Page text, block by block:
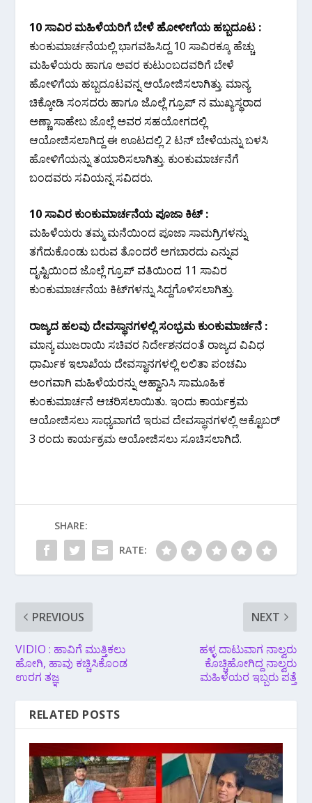
10 ಸಾವಿರ ಮಹಿಳೆಯರಿಗೆ ಬೇಳೆ ಹೋಳೀಗೆಯ ಹಬ್ಬದೂಟ :
ಕುಂಕುಮಾರ್ಚನೆಯಲ್ಲಿ ಭಾಗವಹಿಸಿದ್ದ 10 ಸಾವಿರಕ್ಕೂ ಹೆಚ್ಚು
ಮಹಿಳೆಯರು ಹಾಗೂ ಅವರ ಕುಟುಂಬದವರಿಗೆ ಬೇಳೆ
ಹೋಳಿಗೆಯ ಹಬ್ಬದೂಟವನ್ನ ಆಯೋಜಿಸಲಾಗಿತ್ತು. ಮಾನ್ಯ
ಚಿಕ್ಕೋಡಿ ಸಂಸದರು ಹಾಗೂ ಜೊಲ್ಲೆ ಗ್ರೂಪ್‌ ನ ಮುಖ್ಯಸ್ಥರಾದ
ಅಣ್ಣಾ ಸಾಹೇಬ ಜೊಲ್ಲೆ ಅವರ ಸಹಯೋಗದಲ್ಲಿ
ಆಯೋಜಿಸಲಾಗಿದ್ದ ಈ ಊಟದಲ್ಲಿ 2 ಟನ್‌ ಬೇಳೆಯನ್ನು ಬಳಸಿ
ಹೋಳಿಗೆಯನ್ನು ತಯಾರಿಸಲಾಗಿತ್ತು. ಕುಂಕುಮಾರ್ಚನೆಗೆ
ಬಂದವರು ಸವಿಯನ್ನ ಸವಿದರು.
10 ಸಾವಿರ ಕುಂಕುಮಾರ್ಚನೆಯ ಪೂಜಾ ಕಿಟ್‌ :
ಮಹಿಳೆಯರು ತಮ್ಮ ಮನೆಯಿಂದ ಪೂಜಾ ಸಾಮಗ್ರಿಗಳನ್ನು
ತಗೆದುಕೊಂಡು ಬರುವ ತೊಂದರೆ ಅಗಬಾರದು ಎನ್ನುವ
ದೃಷ್ಟಿಯಿಂದ ಜೊಲ್ಲೆ ಗ್ರೂಪ್‌ ವತಿಯಿಂದ 11 ಸಾವಿರ
ಕುಂಕುಮಾರ್ಚನೆಯ ಕಿಟ್‌ಗಳನ್ನು ಸಿದ್ದಗೊಳಿಸಲಾಗಿತ್ತು.
ರಾಜ್ಯದ ಹಲವು ದೇವಸ್ಥಾನಗಳಲ್ಲಿ ಸಂಭ್ರಮ ಕುಂಕುಮಾರ್ಚನೆ :
ಮಾನ್ಯ ಮುಜರಾಯಿ ಸಚಿವರ ನಿರ್ದೇಶನದಂತೆ ರಾಜ್ಯದ ವಿವಿಧ
ಧಾರ್ಮಿಕ ಇಲಾಖೆಯ ದೇವಸ್ಥಾನಗಳಲ್ಲಿ ಲಲಿತಾ ಪಂಚಮಿ
ಅಂಗವಾಗಿ ಮಹಿಳೆಯರನ್ನು ಆಹ್ವಾನಿಸಿ ಸಾಮೂಹಿಕ
ಕುಂಕುಮಾರ್ಚನೆ ಆಚರಿಸಲಾಯಿತು. ಇಂದು ಕಾರ್ಯಕ್ರಮ
ಆಯೋಜಿಸಲು ಸಾಧ್ಯವಾಗದೆ ಇರುವ ದೇವಸ್ಥಾನಗಳಲ್ಲಿ ಆಕ್ಟೊಬರ್
3 ರಂದು ಕಾರ್ಯಕ್ರಮ ಆಯೋಜಿಸಲು ಸೂಚಿಸಲಾಗಿದೆ.
SHARE:
RATE:
PREVIOUS
VIDIO : ಹಾವಿಗೆ ಮುತ್ತಿಕಲು
ಹೋಗಿ, ಹಾವು‌ ಕಚ್ಚಿಸಿಕೊಂಡ
ಉರಗ ತಜ್ಞ
NEXT
ಹಳ್ಳ ದಾಟುವಾಗ ನಾಲ್ವರು
ಕೊಚ್ಚಿಹೋಗಿದ್ದ ನಾಲ್ವರು
ಮಹಿಳೆಯರ ಇಬ್ಬರು ಪತ್ತೆ
RELATED POSTS